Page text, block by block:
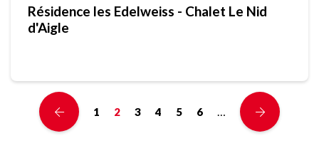
Résidence les Edelweiss - Chalet Le Nid
d'Aigle
1 2 3 4 5 6 …